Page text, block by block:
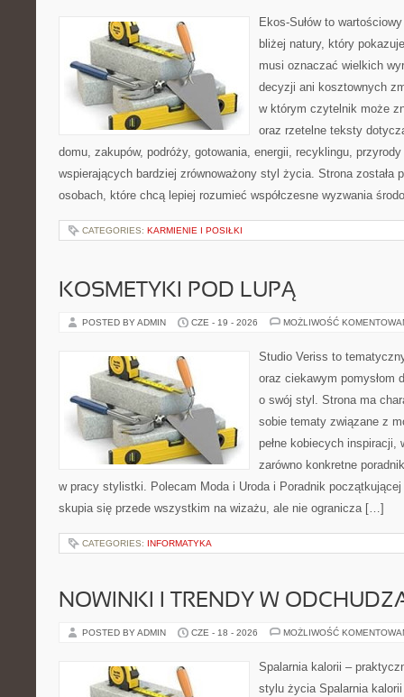
Ekos-Sułów to
bliżej natury, który
musi oznaczać wielkich
decyzji ani kosztownych
w którym czytelnik może
oraz rzetelne teksty
domu, zakupów, podróży, gotowania, energii, recyklingu,
wspierających bardziej zrównoważony styl życia. Strona została
osobach, które chcą lepiej rozumieć współczesne wyzwania
CATEGORIES: KARMIENIE I POSIŁKI
KOSMETYKI POD LUPĄ
POSTED BY ADMIN CZE - 19 - 2026 MOŻLIWOŚĆ
Studio Veriss to
oraz ciekawym pomysłom
o swój styl. Strona ma
sobie tematy związane z
pełne kobiecych
zarówno konkretne
w pracy stylistki. Polecam Moda i Uroda i Poradnik
skupia się przede wszystkim na wizażu, ale nie ogranicza […]
CATEGORIES: INFORMATYKA
NOWINKI I TRENDY W
POSTED BY ADMIN CZE - 18 - 2026 MOŻLIWOŚĆ
Spalarnia kalorii –
stylu życia Spalarnia